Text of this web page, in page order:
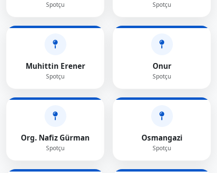
Spotçu Spotçu
Muhittin Erener
Spotçu
Onur
Spotçu
Org. Nafiz Gürman
Spotçu
Osmangazi
Spotçu